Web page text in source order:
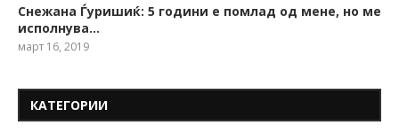
Снежана Ѓуришиќ: 5 години е помлад од мене, но ме
исполнува…
март 16, 2019
КАТЕГОРИИ